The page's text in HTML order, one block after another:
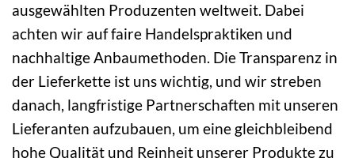
ausgewählten Produzenten weltweit. Dabei
achten wir auf faire Handelspraktiken und
nachhaltige Anbaumethoden. Die Transparenz in
der Lieferkette ist uns wichtig, und wir streben
danach, langfristige Partnerschaften mit unseren
Lieferanten aufzubauen, um eine gleichbleibend
hohe Qualität und Reinheit unserer Produkte zu